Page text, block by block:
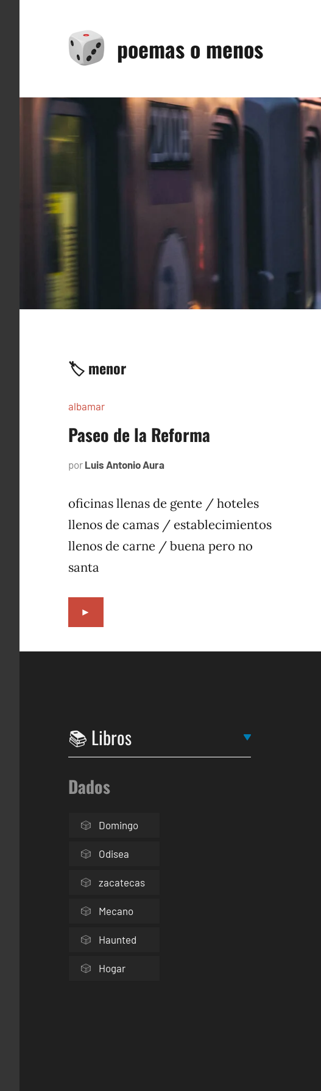
poemas o menos
🏷️ menor
albamar
Paseo de la Reforma
por Luis Antonio Aura
1996
oficinas llenas de gente / hoteles
llenos de camas / establecimientos
llenos de carne / buena pero no
santa
►
Dados
Domingo
Odisea
zacatecas
Mecano
Haunted
Hogar